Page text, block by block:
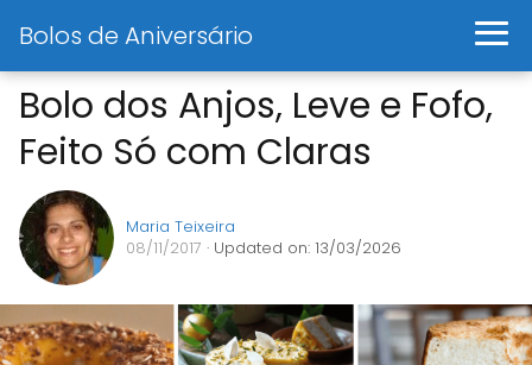
Bolos de Aniversário
Bolo dos Anjos, Leve e Fofo,
Feito Só com Claras
Maria Teixeira
08/11/2017 · Updated on: 13/03/2026